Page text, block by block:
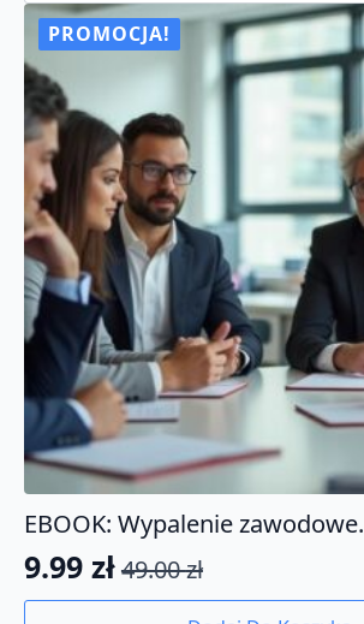
PROMOCJA!
EBOOK: Wypalenie zawodowe.
49.00zł
Pierwotna
9.99 zł
Aktualna